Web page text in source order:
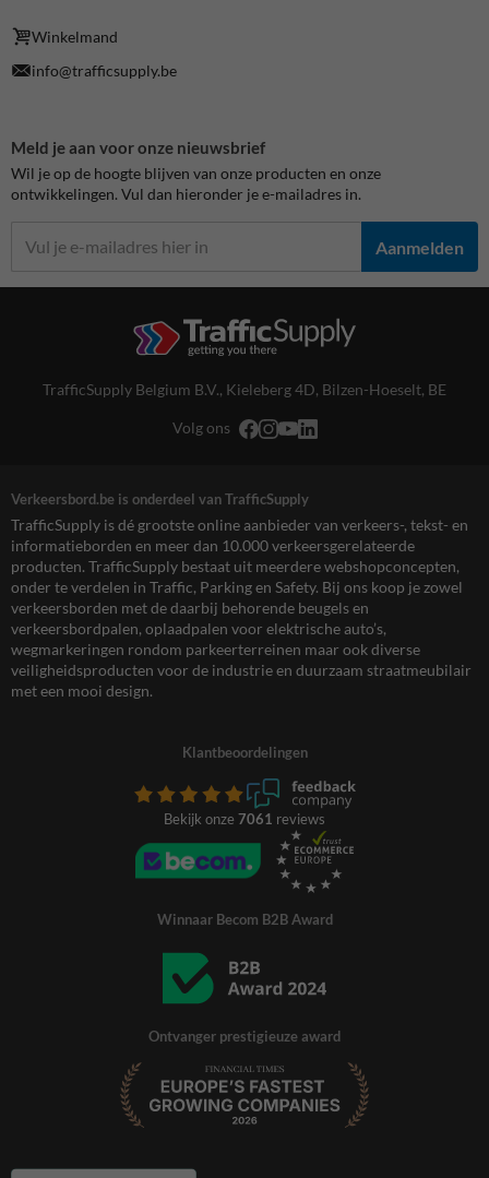
Winkelmand
info@trafficsupply.be
Meld je aan voor onze nieuwsbrief
Wil je op de hoogte blijven van onze producten en onze
ontwikkelingen. Vul dan hieronder je e-mailadres in.
Aanmelden
TrafficSupply Belgium B.V., Kieleberg 4D, Bilzen-Hoeselt, BE
Volg ons
Verkeersbord.be is onderdeel van TrafficSupply
TrafficSupply is dé grootste online aanbieder van verkeers-, tekst- en
informatieborden en meer dan 10.000 verkeersgerelateerde
producten. TrafficSupply bestaat uit meerdere webshopconcepten,
onder te verdelen in Traffic, Parking en Safety. Bij ons koop je zowel
verkeersborden met de daarbij behorende beugels en
verkeersbordpalen, oplaadpalen voor elektrische auto’s,
wegmarkeringen rondom parkeerterreinen maar ook diverse
veiligheidsproducten voor de industrie en duurzaam straatmeubilair
met een mooi design.
Klantbeoordelingen
Bekijk onze 7061 reviews
Winnaar Becom B2B Award
Ontvanger prestigieuze award